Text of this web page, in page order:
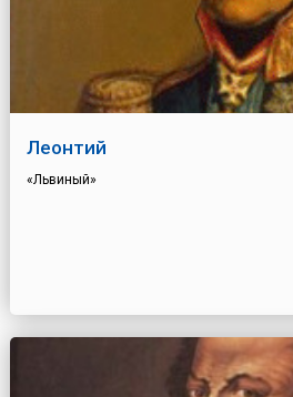
Леонтий
«Львиный»